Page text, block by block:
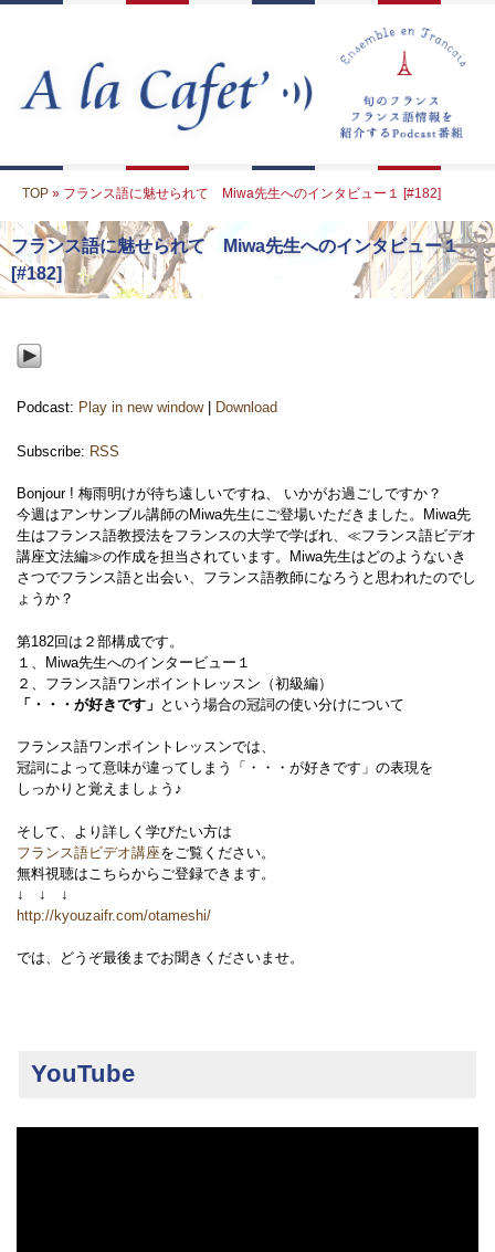
TOP » フランス語に魅せられて Miwa先生へのインタビュー１ [#182]
フランス語に魅せられて Miwa先生へのインタビュー１
[#182]
Podcast: Play in new window| Download
Subscribe: RSS
Bonjour ! 梅雨明けが待ち遠しいですね、 いかがお過ごしですか？
今週はアンサンブル講師のMiwa先生にご登場いただきました。Miwa先
生はフランス語教授法をフランスの大学で学ばれ、≪フランス語ビデオ
講座文法編≫の作成を担当されています。Miwa先生はどのようないき
さつでフランス語と出会い、フランス語教師になろうと思われたのでし
ょうか？
第182回は２部構成です。
１、Miwa先生へのインタービュー１
２、フランス語ワンポイントレッスン（初級編）
「・・・が好きです」 という場合の冠詞の使い分けについて
フランス語ワンポイントレッスンでは、
冠詞によって意味が違ってしまう「・・・が好きです」の表現を
しっかりと覚えましょう♪
そして、より詳しく学びたい方は
フランス語ビデオ講座をご覧ください。
無料視聴はこちらからご登録できます。
↓ ↓ ↓
http://kyouzaifr.com/otameshi/
では、どうぞ最後までお聞きくださいませ。
YouTube